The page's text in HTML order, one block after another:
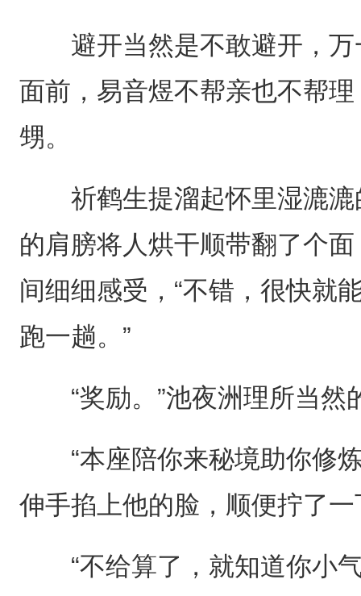
避开当然是不敢避开，万
面前，易音煜不帮亲也不帮
甥。
祈鹤生提溜起怀里湿漉漉
的肩膀将人烘干顺带翻了个
间细细感受，“不错，很快就
跑一趟。”
“奖励。”池夜洲理所当然
“本座陪你来秘境助你修炼
伸手掐上他的脸，顺便拧了
“不给算了，就知道你小气